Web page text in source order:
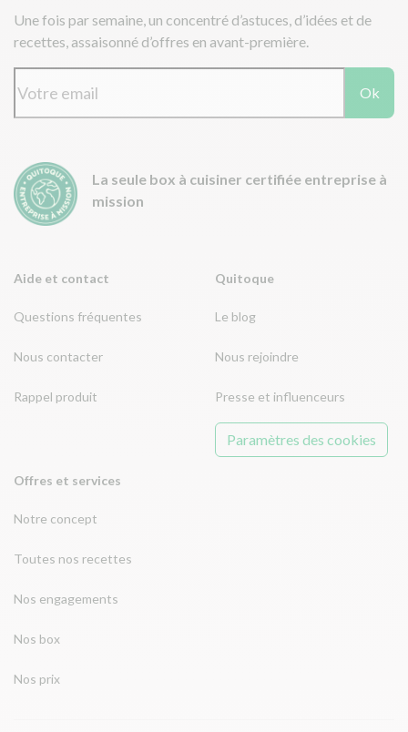
Aide et contact
Questions fréquentes
Nous contacter
Rappel produit
Offres et services
Notre concept
Toutes nos recettes
Nos engagements
Nos box
Nos prix
Quitoque
Le blog
Nous rejoindre
Presse et influenceurs
Paramètres des cookies
Une fois par semaine, un concentré d’astuces, d’idées et de
recettes, assaisonné d’offres en avant-première.
Ok
La seule box à cuisiner certifiée entreprise à
mission